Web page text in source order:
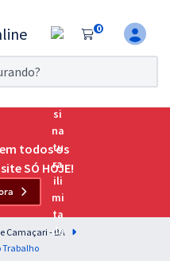
0
dias!
Exame da
principais
todos os
SÓ HOJE!
Camaçari - BA
Trabalho